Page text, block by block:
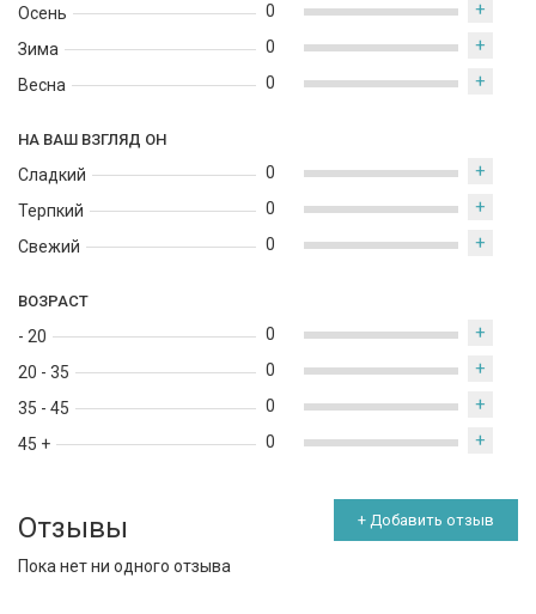
Осень
Зима
Весна
0 +
0 +
0 +
НА ВАШ ВЗГЛЯД ОН
Сладкий
Терпкий
Свежий
0 +
0 +
0 +
ВОЗРАСТ
- 20
20 - 35
35 - 45
45 +
0 +
0 +
0 +
0 +
Отзывы + Добавить отзыв
Пока нет ни одного отзыва